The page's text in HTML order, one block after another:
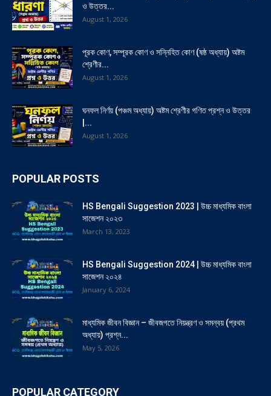
ও উত্তর...
August 1, 2026
পূরক কোণ, সম্পূরক কোণ ও সন্নিহিত কোণ (ষষ্ঠ অধ্যায়) অষ্টম
শ্রেণীর...
August 1, 2026
ঘনফল নির্ণয় (পঞ্চম অধ্যায়) অষ্টম শ্রেণীর গণিত প্রশ্ন ও উত্তর
|...
August 1, 2026
POPULAR POSTS
HS Bengali Suggestion 2023 | উচ্চ মাধ্যমিক বাংলা
সাজেশন ২০২৩
March 13, 2023
HS Bengali Suggestion 2024 | উচ্চ মাধ্যমিক বাংলা
সাজেশন ২০২৪
January 6, 2024
মাধ্যমিক জীবন বিজ্ঞান – জীবজগতে নিয়ন্ত্রণ ও সমন্বয় (প্রথম
অধ্যায়) প্রশ্ন...
May 5, 2026
POPULAR CATEGORY